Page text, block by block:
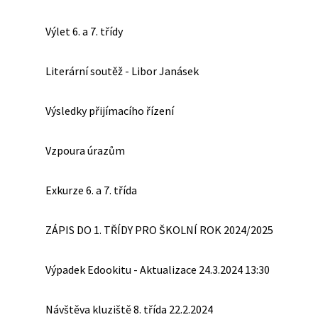
Výlet 6. a 7. třídy
Literární soutěž - Libor Janásek
Výsledky přijímacího řízení
Vzpoura úrazům
Exkurze 6. a 7. třída
ZÁPIS DO 1. TŘÍDY PRO ŠKOLNÍ ROK 2024/2025
Výpadek Edookitu - Aktualizace 24.3.2024 13:30
Návštěva kluziště 8. třída 22.2.2024